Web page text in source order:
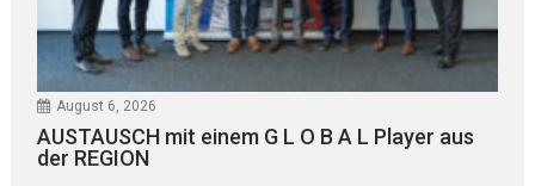
August 6, 2026
AUSTAUSCH mit einem G L O B A L Player aus
der REGION